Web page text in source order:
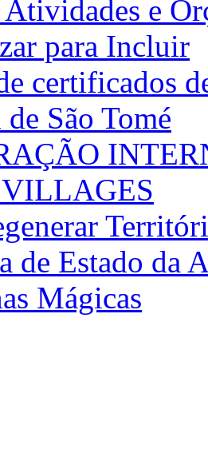
e
para Incluir
certificados
São Tomé
de Estado da
Mágicas